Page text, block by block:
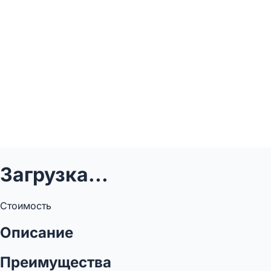
Загрузка...
Стоимость
Описание
Преимущества